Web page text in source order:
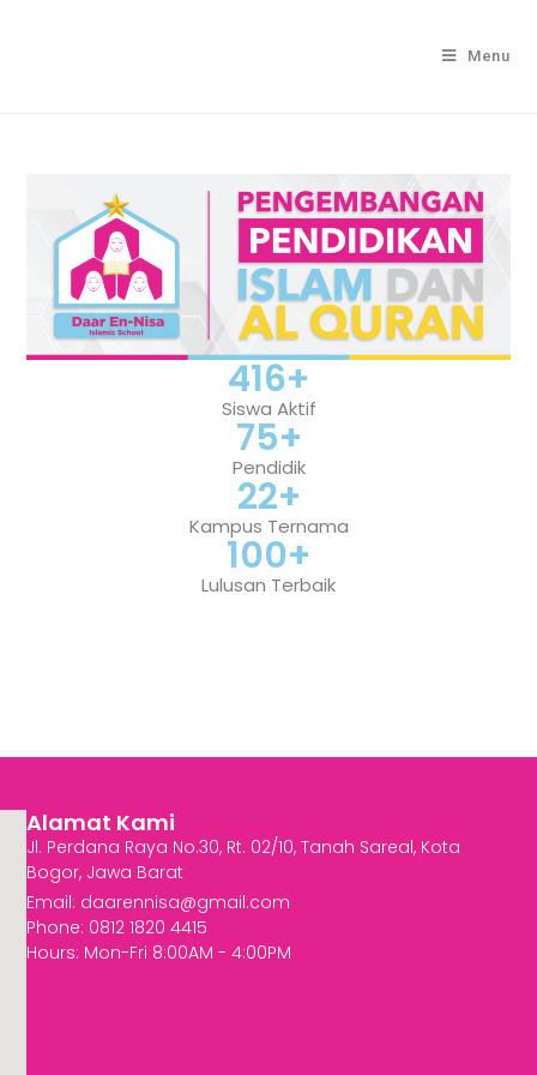
Menu
Siswa Aktif
416+
Pendidik
75+
Kampus Ternama
22+
Lulusan Terbaik
100+
Alamat Kami
Jl. Perdana Raya No.30, Rt. 02/10, Tanah Sareal, Kota
Bogor, Jawa Barat
Email: daarennisa@gmail.com
Phone: 0812 1820 4415
Hours: Mon-Fri 8:00AM - 4:00PM